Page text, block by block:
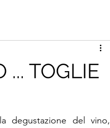
... TOGLIE
degustazione del vino,